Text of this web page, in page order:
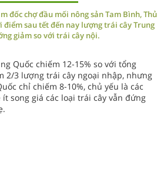
đốc chợ đầu mối nông sản Tam Bình, Thủ
điểm sau tết đến nay lượng trái cây Trung
giảm so với trái cây nội.
Quốc chiếm 12-15% so với tổng
2/3 lượng trái cây ngoại nhập, nhưng
chỉ chiếm 8-10%, chủ yếu là các
song giá các loại trái cây vẫn đứng